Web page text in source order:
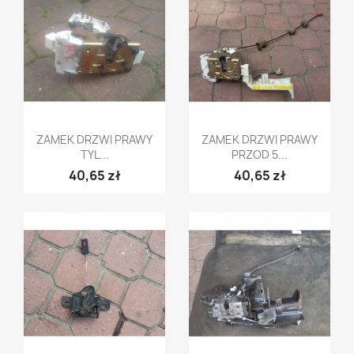
Szybki podgląd
ZAMEK DRZWI PRAWY
TYL...
40,65 zł
Szybki podgląd
ZAMEK DRZWI PRAWY
PRZOD 5...
40,65 zł